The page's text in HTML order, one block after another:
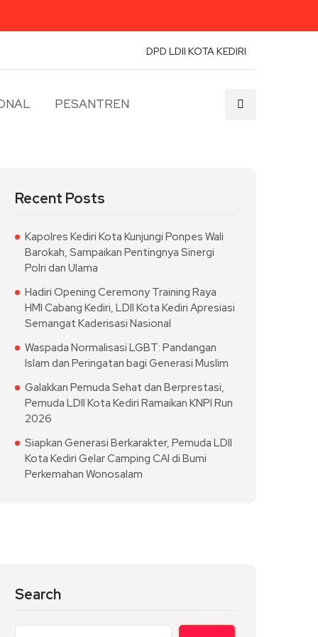
DPD LDII KOTA KEDIRI
PESANTREN
Recent Posts
Kapolres Kediri Kota Kunjungi Ponpes Wali
Barokah, Sampaikan Pentingnya Sinergi
Polri dan Ulama
Hadiri Opening Ceremony Training Raya
HMI Cabang Kediri, LDII Kota Kediri Apresiasi
Semangat Kaderisasi Nasional
Waspada Normalisasi LGBT: Pandangan
Islam dan Peringatan bagi Generasi Muslim
Galakkan Pemuda Sehat dan Berprestasi,
Pemuda LDII Kota Kediri Ramaikan KNPI Run
2026
Siapkan Generasi Berkarakter, Pemuda LDII
Kota Kediri Gelar Camping CAI di Bumi
Perkemahan Wonosalam
Search